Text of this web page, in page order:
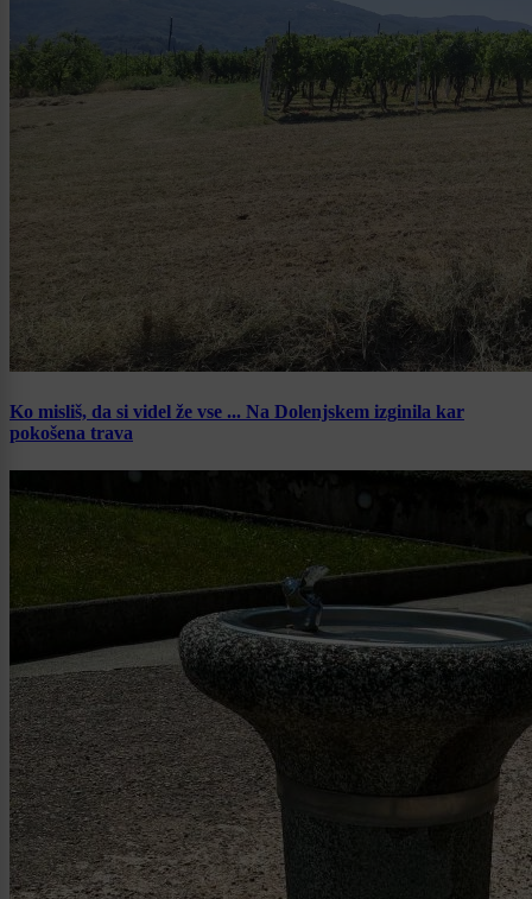
Ko misliš, da si videl že vse ... Na Dolenjskem izginila kar
pokošena trava